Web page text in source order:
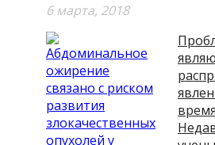
6 мартa, 2018